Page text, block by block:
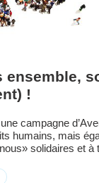
ensemble,
!
campagne
humains, mais
solidaires et à